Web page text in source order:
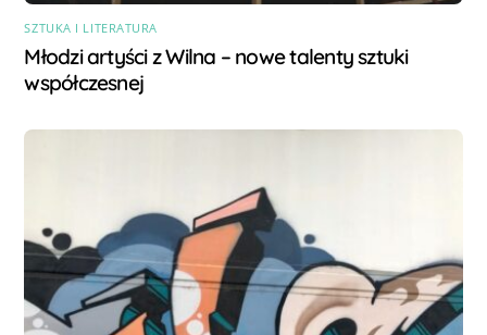
SZTUKA I LITERATURA
Młodzi artyści z Wilna – nowe talenty sztuki
współczesnej